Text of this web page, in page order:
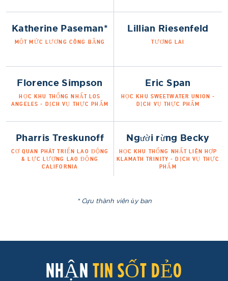
Katherine Paseman*
MỘT MỨC LƯƠNG CÔNG BẰNG
Lillian Riesenfeld
TƯƠNG LAI
Florence Simpson
HỌC KHU THỐNG NHẤT LOS
ANGELES - DỊCH VỤ THỰC PHẨM
Eric Span
HỌC KHU SWEETWATER UNION -
DỊCH VỤ THỰC PHẨM
Pharris Treskunoff
CƠ QUAN PHÁT TRIỂN LAO ĐỘNG
& LỰC LƯỢNG LAO ĐỘNG
CALIFORNIA
Người rừng Becky
HỌC KHU THỐNG NHẤT LIÊN HỢP
KLAMATH TRINITY - DỊCH VỤ THỰC
PHẨM
* Cựu thành viên ủy ban
NHẬN TIN SỐT DẺO